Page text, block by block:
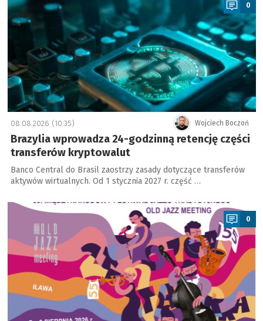
0
Wojciech Boczoń
08.08.2026 (10:35)
Brazylia wprowadza 24-godzinną retencję części
transferów kryptowalut
Banco Central do Brasil zaostrzy zasady dotyczące transferów
aktywów wirtualnych. Od 1 stycznia 2027 r. część …
a
0